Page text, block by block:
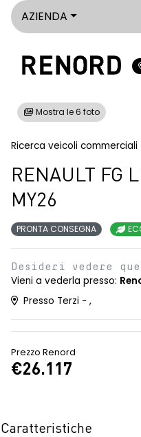
AZIENDA
Mostra le 6 foto
Ricerca veicoli commerciali
RENAULT FG
MY26
PRONTA CONSEGNA
Desideri vedere
Vieni a vederla presso:
Presso Terzi - ,
Prezzo Renord
€26.117
Caratteristiche